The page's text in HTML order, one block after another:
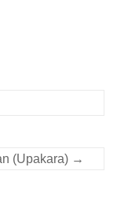
(Upakara) →